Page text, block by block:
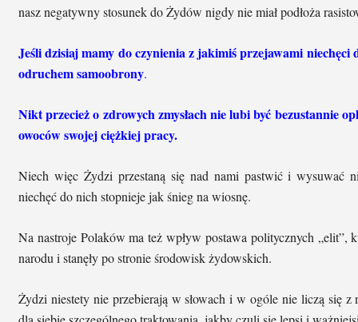
nasz negatywny stosunek do Żydów nigdy nie miał podłoża
Jeśli dzisiaj mamy do czynienia z jakimiś przejawami niechęci
odruchem samoobrony.
Nikt przecież o zdrowych zmysłach nie lubi być bezustannie
owoców swojej ciężkiej pracy.
Niech więc Żydzi przestaną się nad nami pastwić i wysuwać
niechęć do nich stopnieje jak śnieg na wiosnę.
Na nastroje Polaków ma też wpływ postawa politycznych „elit”,
narodu i stanęły po stronie środowisk żydowskich.
Żydzi niestety nie przebierają w słowach i w ogóle nie liczą się z